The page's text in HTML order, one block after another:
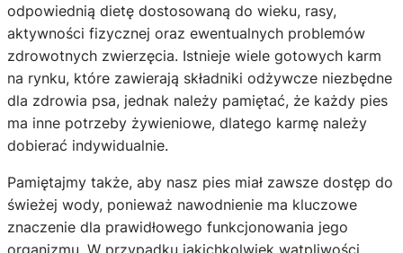
odpowiednią dietę dostosowaną do wieku, rasy,
aktywności fizycznej oraz ewentualnych problemów
zdrowotnych zwierzęcia. Istnieje wiele gotowych karm
na rynku, które zawierają składniki odżywcze niezbędne
dla zdrowia psa, jednak należy pamiętać, że każdy pies
ma inne potrzeby żywieniowe, dlatego karmę należy
dobierać indywidualnie.
Pamiętajmy także, aby nasz pies miał zawsze dostęp do
świeżej wody, ponieważ nawodnienie ma kluczowe
znaczenie dla prawidłowego funkcjonowania jego